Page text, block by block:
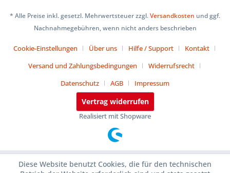
* Alle Preise inkl. gesetzl. Mehrwertsteuer zzgl.Versandkosten und ggf.
Nachnahmegebühren, wenn nicht anders beschrieben
Cookie-Einstellungen Über uns Hilfe / Support
Kontakt
Versand und Zahlungsbedingungen
Widerrufsrecht
Datenschutz
AGB Impressum
Vertrag widerrufen
Realisiert mit Shopware
Diese Website benutzt Cookies, die für den technischen